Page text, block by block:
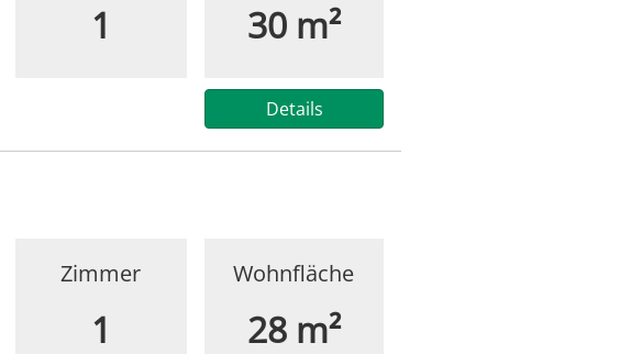
1 30 m²
Details
Zimmer
1
Wohnfläche
28 m²